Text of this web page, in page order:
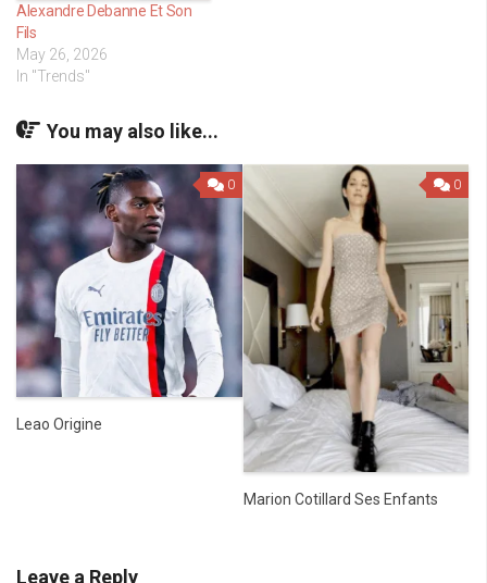
Alexandre Debanne Et Son
Fils
May 26, 2026
In "Trends"
You may also like...
0
Leao Origine
0
Marion Cotillard Ses Enfants
Leave a Reply